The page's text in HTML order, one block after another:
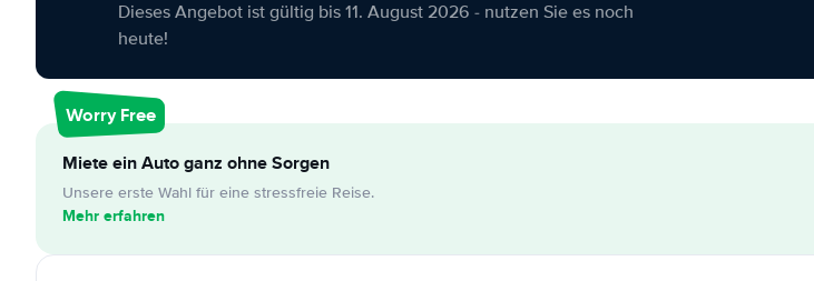
Dieses Angebot ist gültig bis 11. August 2026 - nutzen Sie es noch
heute!
Worry Free
Miete ein Auto ganz ohne Sorgen
Unsere erste Wahl für eine stressfreie Reise.
Mehr erfahren